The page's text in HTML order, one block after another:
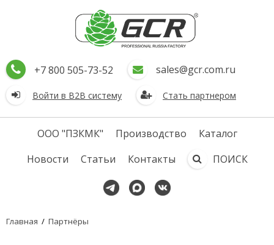
+7 800 505-73-52 sales@gcr.com.ru
Войти в В2В систему Стать партнером
ООО "ПЗКМК" Производство
Каталог
Новости
Статьи Контакты ПОИСК
Главная / Партнёры